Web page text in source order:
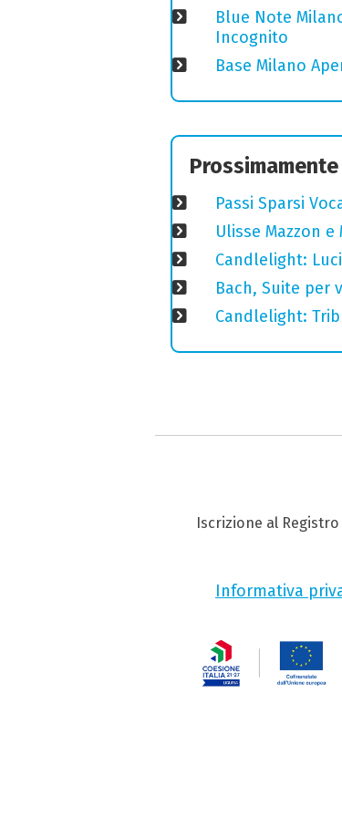
Blue Note
Incognito
Base Milano
Prossimamente
Passi Sparsi
Ulisse Mazzon e
Candlelight:
Bach, Suite per
Candlelight:
Iscrizione al
Informativa